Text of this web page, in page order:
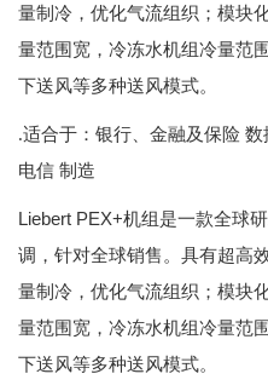
量制冷，优化气流组织；模块
量范围宽，冷冻水机组冷量范
下送风等多种送风模式。
.适合于：银行、金融及保险 数
电信 制造
Liebert PEX+机组是一款全球
调，针对全球销售。具有超高
量制冷，优化气流组织；模块
量范围宽，冷冻水机组冷量范
下送风等多种送风模式。